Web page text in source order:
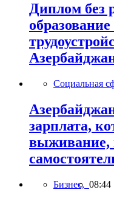
Диплом без
Социальная
зарплата,
выживание,
Бизнес, 08:44